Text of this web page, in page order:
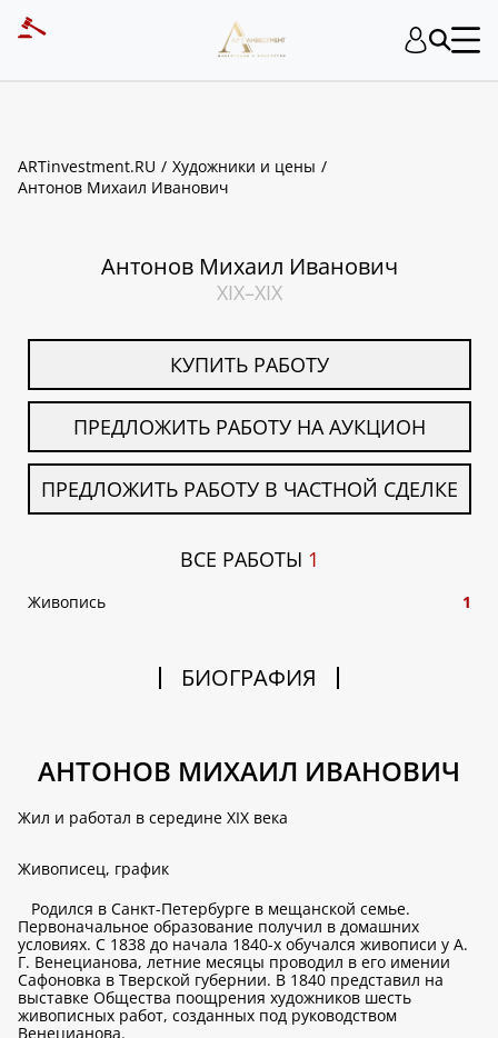
ARTinvestment.RU
Художники и цены
Антонов Михаил Иванович
Антонов Михаил Иванович
XIX–XIX
КУПИТЬ РАБОТУ
ПРЕДЛОЖИТЬ РАБОТУ НА АУКЦИОН
ПРЕДЛОЖИТЬ РАБОТУ В ЧАСТНОЙ СДЕЛКЕ
ВСЕ РАБОТЫ 1
Живопись 1
БИОГРАФИЯ
АНТОНОВ МИХАИЛ ИВАНОВИЧ
Жил и работал в середине XIX века
Живописец, график
Родился в Санкт-Петербурге в мещанской семье.
Первоначальное образование получил в домашних
условиях. С 1838 до начала 1840-х обучался живописи у А.
Г. Венецианова, летние месяцы проводил в его имении
Сафоновка в Тверской губернии. В 1840 представил на
выставке Общества поощрения художников шесть
живописных работ, созданных под руководством
Венецианова.